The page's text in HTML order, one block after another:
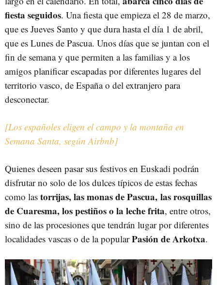
fiesta seguidos. Una fiesta que empieza el 28 de marzo,
que es Jueves Santo y que dura hasta el día 1 de abril,
que es Lunes de Pascua. Unos días que se juntan con el
fin de semana y que permiten a las familias y a los
amigos planificar escapadas por diferentes lugares del
territorio vasco, de España o del extranjero para
desconectar.
[Los españoles eligen el campo y la montaña en
Semana Santa, según Airbnb]
Quienes deseen pasar sus festivos en Euskadi podrán
disfrutar no solo de los dulces típicos de estas fechas
como las torrijas, las monas de Pascua, las rosquillas
de Cuaresma, los pestiños o la leche frita, entre otros,
sino de las procesiones que tendrán lugar por diferentes
localidades vascas o de la popularPasión de Arkotxa.